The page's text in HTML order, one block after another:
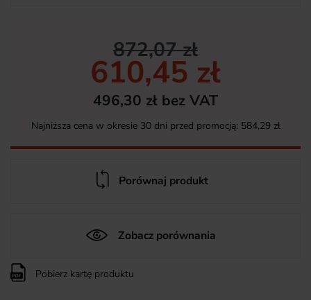
872,07 zł
610,45 zł
496,30 zł bez VAT
Najniższa cena w okresie 30 dni przed promocją: 584,29 zł
Porównaj produkt
Zobacz porównania
Pobierz kartę produktu